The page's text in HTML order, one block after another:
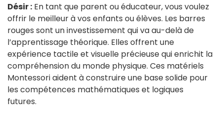
Désir : En tant que parent ou éducateur, vous voulez
offrir le meilleur à vos enfants ou élèves. Les barres
rouges sont un investissement qui va au-delà de
l’apprentissage théorique. Elles offrent une
expérience tactile et visuelle précieuse qui enrichit la
compréhension du monde physique. Ces matériels
Montessori aident à construire une base solide pour
les compétences mathématiques et logiques
futures.